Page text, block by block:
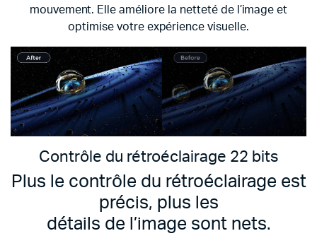
mouvement. Elle améliore la netteté de l’image et
optimise votre expérience visuelle.
Contrôle du rétroéclairage 22 bits
Plus le contrôle du rétroéclairage est
précis, plus les
détails de l’image sont nets.